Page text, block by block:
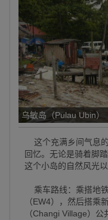
乌敏岛（Pulau Ubin）
这个充满乡间气息
回忆。无论是骑着脚
这个小岛的自然风光
乘车路线：乘搭地
（EW4），然后搭乘
（Changi Village）